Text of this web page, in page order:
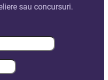
sau concursuri.